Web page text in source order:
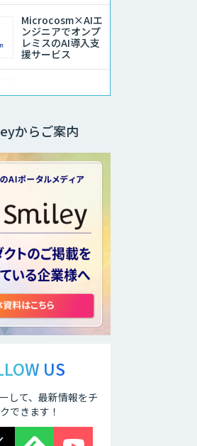
Microcosm×AIエ
ンジニアでオンプ
レミスのAI導入支
援サービス
異常検知AI
アラヤのエッジAI
コンサルティング
高性能・省電力を
両立した小型AIゲ
ートウェイ
A5000」
高性能 AI エンジ
ン搭載エッジシス
テム「VAB-
5000」
AI Canvas
Asteria AIoT
Suite｜Gravio –
画像認識AI活用サ
ービス
からご案内
US
して、最新情報をチ
できます！